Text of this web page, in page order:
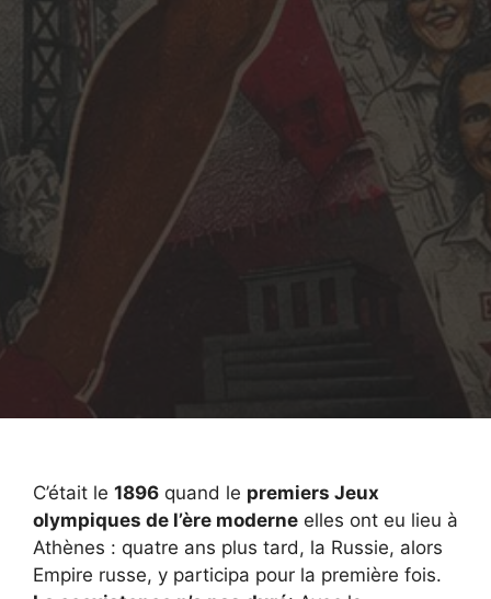
C’était le 1896 quand le premiers Jeux
olympiques de l’ère moderne elles ont eu lieu à
Athènes : quatre ans plus tard, la Russie, alors
Empire russe, y participa pour la première fois.